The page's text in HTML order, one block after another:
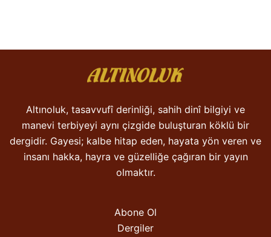
Altınoluk, tasavvufî derinliği, sahih dinî bilgiyi ve
manevi terbiyeyi aynı çizgide buluşturan köklü bir
dergidir. Gayesi; kalbe hitap eden, hayata yön veren ve
insanı hakka, hayra ve güzelliğe çağıran bir yayın
olmaktır.
Abone Ol
Dergiler